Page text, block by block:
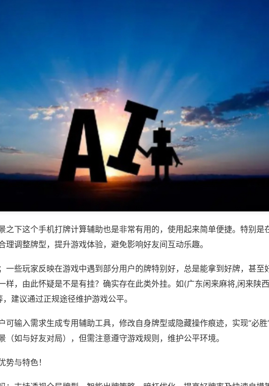
之下这个手机打牌计算辅助也是非常有用的，使用起来简单便捷。特别是
理调整牌型，提升游戏体验，避免影响好友间互动乐趣。
一些玩家反映在游戏中遇到部分用户的牌特别好，总是能拿到好牌，甚至
样，由此怀疑是不是有挂？确实存在此类外挂。如(广东闲来麻将,闲来陕
建议通过正规途径维护游戏公平。
可输入需求生成专用辅助工具，修改自身牌型或隐藏操作痕迹，实现“必胜
（如与好友对局），但需注意遵守游戏规则，维护公平环境。
势与特色！